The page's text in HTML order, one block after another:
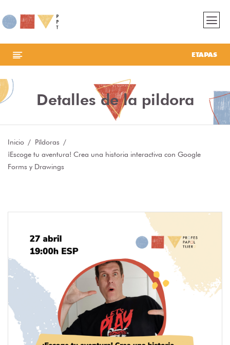
ETAPAS
Detalles de la pildora
Inicio
Píldoras
¡Escoge tu aventura! Crea una historia interactiva con Google
Forms y Drawings